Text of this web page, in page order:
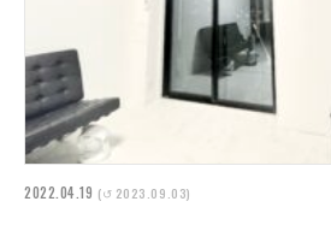
2022.04.19 (↺ 2023.09.03)